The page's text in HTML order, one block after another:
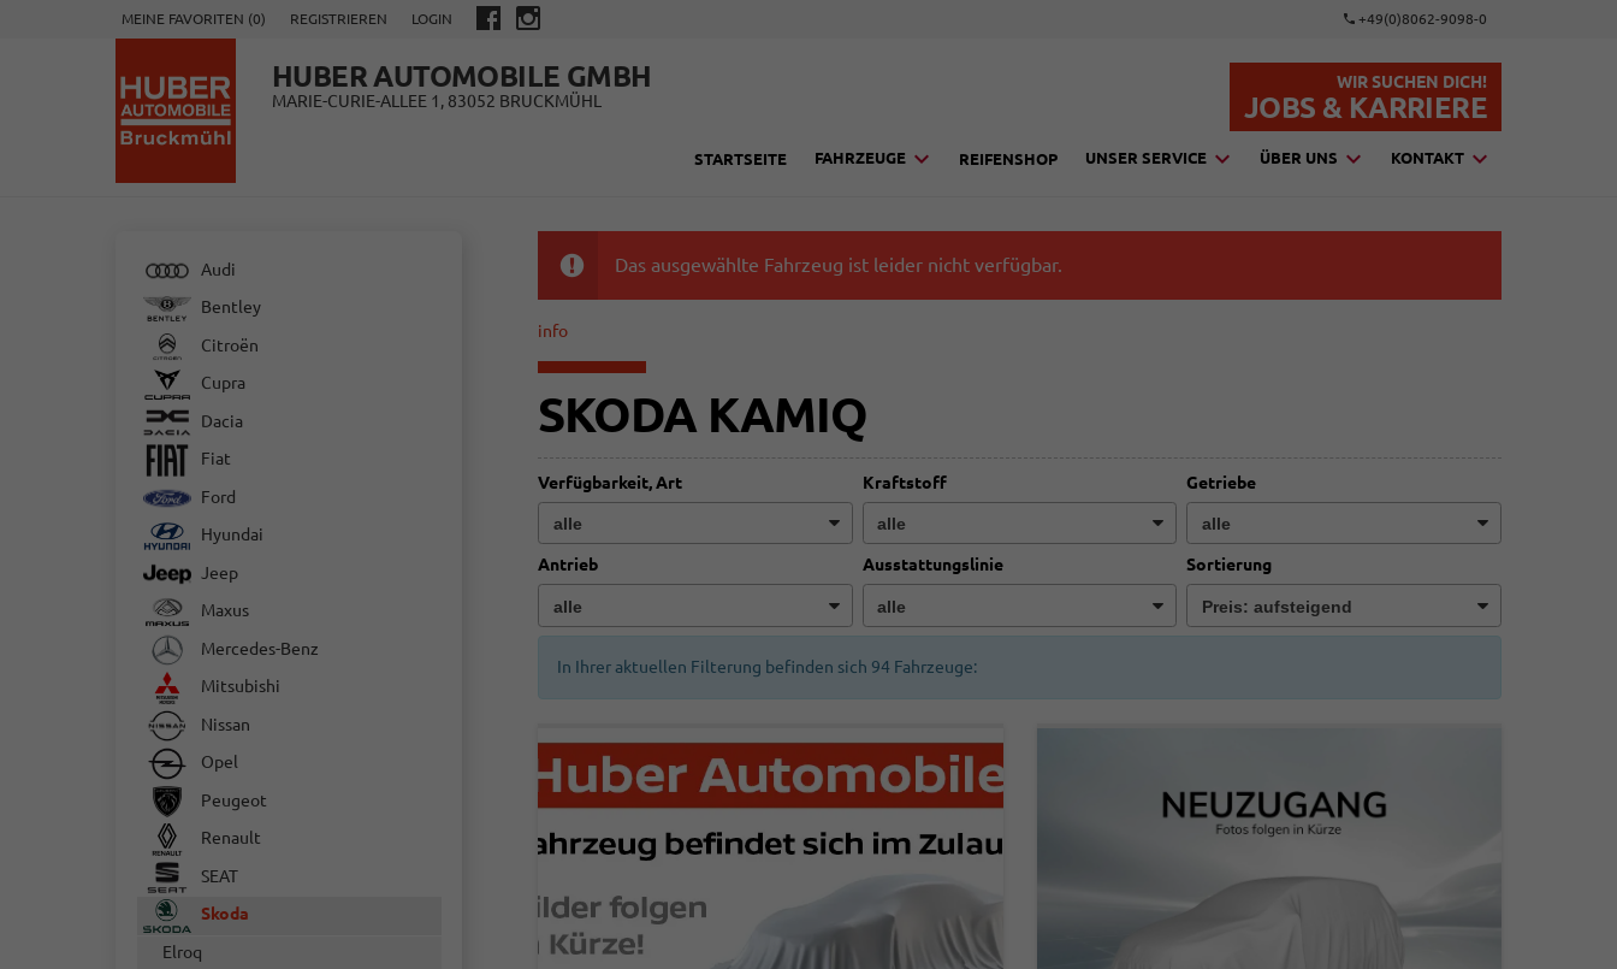
MEINE FAVORITEN (0) REGISTRIEREN LOGIN +49(0)8062-9098-0
HUBER AUTOMOBILE GMBH
MARIE-CURIE-ALLEE 1, 83052 BRUCKMÜHL
WIR SUCHEN DICH!
JOBS & KARRIERE
STARTSEITE FAHRZEUGE REIFENSHOP UNSER SERVICE ÜBER UNS KONTAKT
Das ausgewählte Fahrzeug ist leider nicht verfügbar.
info
SKODA KAMIQ
Verfügbarkeit, Art Kraftstoff Getriebe
Antrieb Ausstattungslinie Sortierung
In Ihrer aktuellen Filterung befinden sich 94 Fahrzeuge:
Audi
Bentley
Citroën
Cupra
Dacia
Fiat
Ford
Hyundai
Jeep
Maxus
Mercedes-Benz
Mitsubishi
Nissan
Opel
Peugeot
Renault
SEAT
Skoda
Elroq